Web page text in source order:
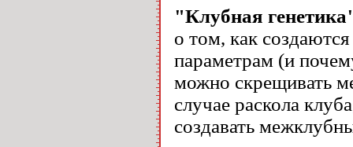
"Клубная
о том, как
параметрам (и
можно скрещивать
случае раскола
создавать